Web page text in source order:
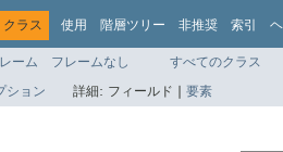
クラス 使用 階層ツリー 非推奨 索引
ーム フレームなし
すべてのクラス
ション 詳細: フィールド | 要素